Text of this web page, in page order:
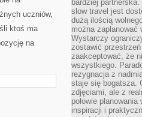
uczniów,
ktoś ma
na
bardziej
slow travel jest
dużą ilością
można zaplanować
Wystarczy
zostawić
zaakceptować, że
wszystkiego.
rezygnacja z
staje się bogatsza.
zdjęciami, ale z
połowie
inspiracji i